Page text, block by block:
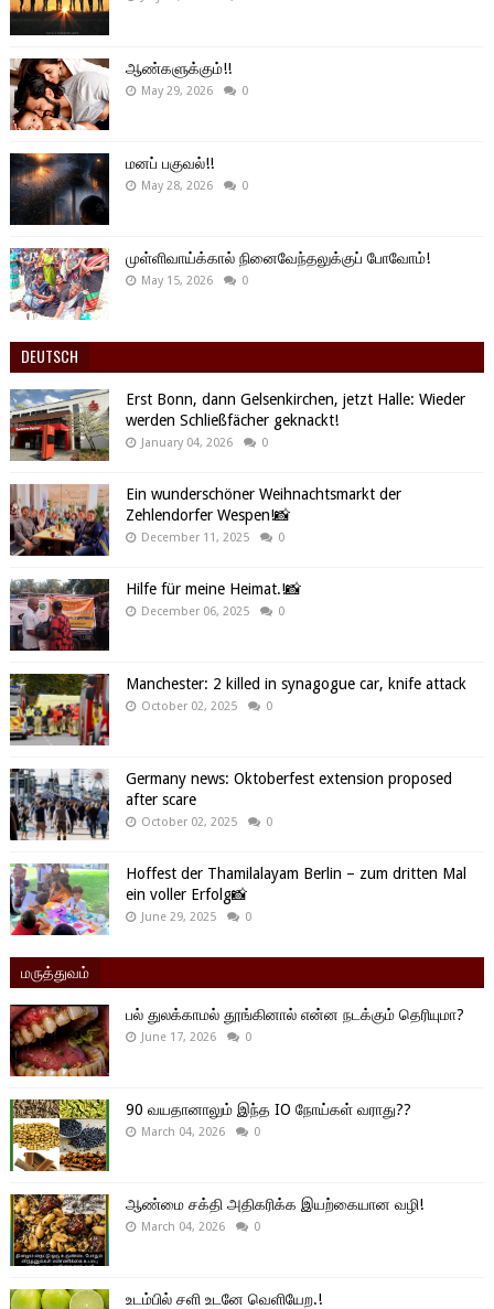
ஆண்களுக்கும்!!
May 29, 2026 0
மனப் பகுவல்!!
May 28, 2026 0
முள்ளிவாய்க்கால் நினைவேந்தலுக்குப் போவோம்!
May 15, 2026 0
DEUTSCH
Erst Bonn, dann Gelsenkirchen, jetzt Halle: Wieder
werden Schließfächer geknackt!
January 04, 2026 0
Ein wunderschöner Weihnachtsmarkt der
Zehlendorfer Wespen!📸
December 11, 2025 0
Hilfe für meine Heimat.!📸
December 06, 2025 0
Manchester: 2 killed in synagogue car, knife attack
October 02, 2025 0
Germany news: Oktoberfest extension proposed
after scare
October 02, 2025 0
Hoffest der Thamilalayam Berlin – zum dritten Mal
ein voller Erfolg📸
June 29, 2025 0
மருத்துவம்
பல் துலக்காமல் தூங்கினால் என்ன நடக்கும் தெரியுமா?
June 17, 2026 0
90 வயதானாலும் இந்த IO நோய்கள் வராது??
March 04, 2026 0
ஆண்மை சக்தி அதிகரிக்க இயற்கையான வழி!
March 04, 2026 0
உடம்பில் சளி உடனே வெளியேற.!